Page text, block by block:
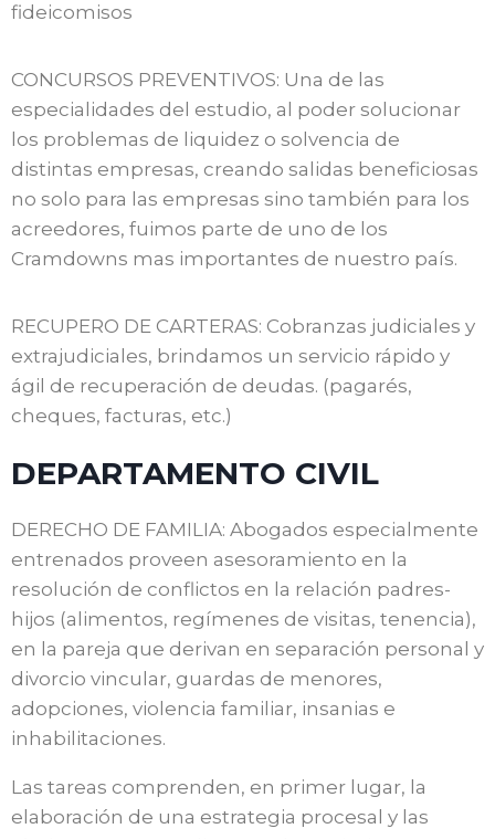
fideicomisos
CONCURSOS PREVENTIVOS: Una de las
especialidades del estudio, al poder solucionar
los problemas de liquidez o solvencia de
distintas empresas, creando salidas beneficiosas
no solo para las empresas sino también para los
acreedores, fuimos parte de uno de los
Cramdowns mas importantes de nuestro país.
RECUPERO DE CARTERAS: Cobranzas judiciales y
extrajudiciales, brindamos un servicio rápido y
ágil de recuperación de deudas. (pagarés,
cheques, facturas, etc.)
DEPARTAMENTO CIVIL
DERECHO DE FAMILIA: Abogados especialmente
entrenados proveen asesoramiento en la
resolución de conflictos en la relación padres-
hijos (alimentos, regímenes de visitas, tenencia),
en la pareja que derivan en separación personal y
divorcio vincular, guardas de menores,
adopciones, violencia familiar, insanias e
inhabilitaciones.
Las tareas comprenden, en primer lugar, la
elaboración de una estrategia procesal y las